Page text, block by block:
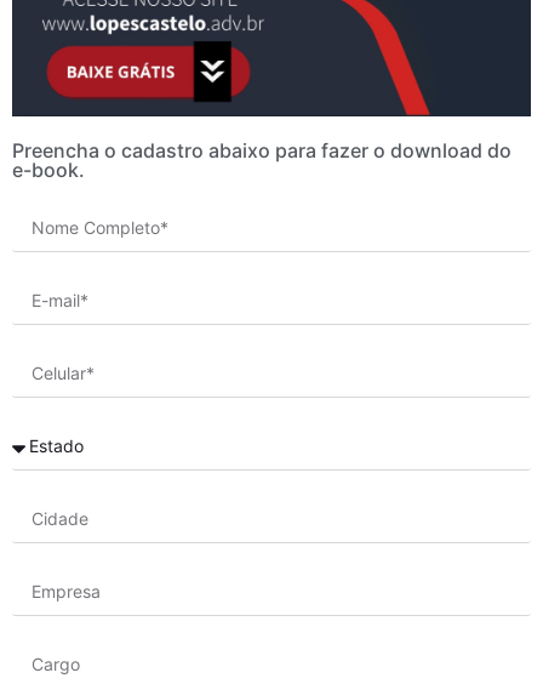
Preencha o cadastro abaixo para fazer o download do
e-book.